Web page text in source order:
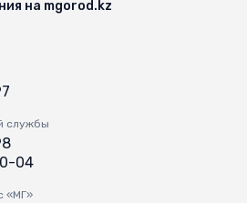
на mgorod.kz
службы
04
«МГ»